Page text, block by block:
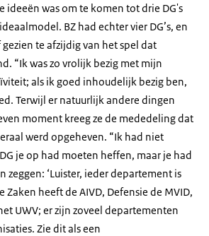
ideeën was om te komen tot drie DG's
BZ had echter vier DG’s, en
te afzijdig van het spel dat
“Ik was zo vrolijk bezig met mijn
als ik goed inhoudelijk bezig ben,
Terwijl er natuurlijk andere dingen
moment kreeg ze de mededeling dat
werd opgeheven. “Ik had niet
je op had moeten heffen, maar je had
‘Luister, ieder departement is
Zaken heeft de AIVD, Defensie de MVID,
UWV; er zijn zoveel departementen
Zie dit als een